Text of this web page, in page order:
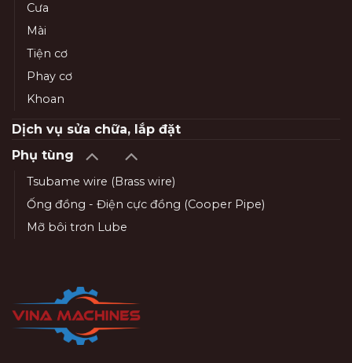
Cưa
Mài
Tiện cơ
Phay cơ
Khoan
Dịch vụ sửa chữa, lắp đặt
Phụ tùng
Tsubame wire (Brass wire)
Ống đồng - Điện cực đồng (Cooper Pipe)
Mỡ bôi trơn Lube